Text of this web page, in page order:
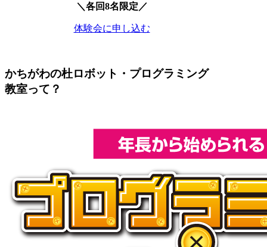
＼各回8名限定／
体験会に申し込む
かちがわの杜ロボット・プログラミング
教室って？